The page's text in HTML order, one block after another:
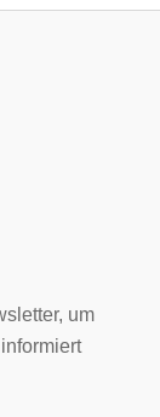
um